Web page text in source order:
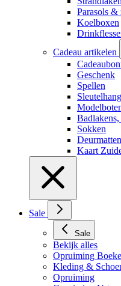
Parasols &
Koelboxen
Cadeau artikelen
Geschenk
Spellen
Sokken
Deurmatten
Kaart
Sale
Sale
Bekijk alles
Opruiming
Kleding &
Opruiming